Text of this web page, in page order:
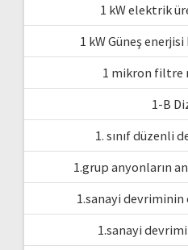
1 kW elektrik
1 kW Güneş
1 mikron filtre
1-B
1. sınıf düzenli
1.grup anyonların
1.sanayi
1.sanayi